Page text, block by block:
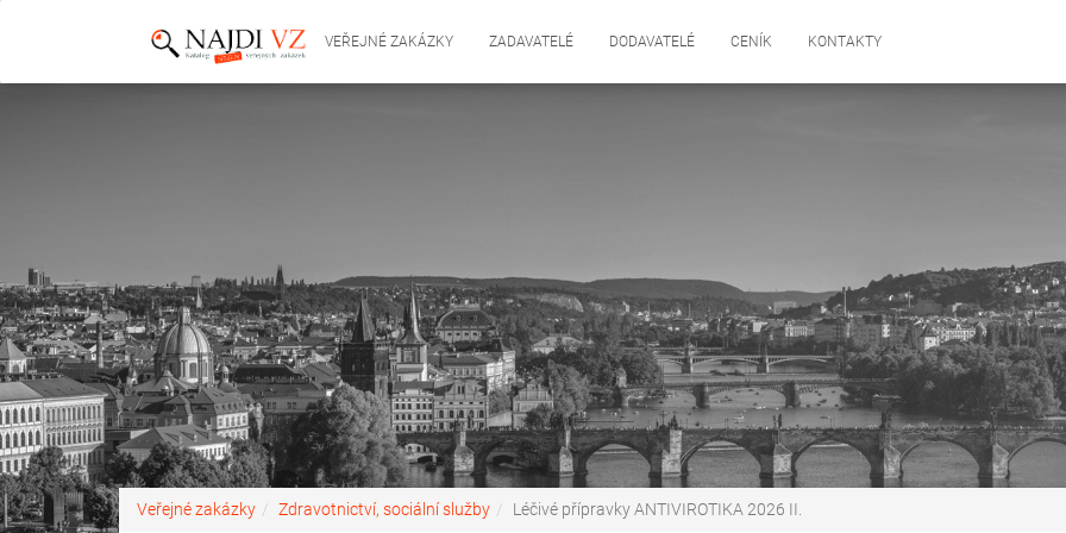
VEŘEJNÉ ZAKÁZKY ZADAVATELÉ DODAVATELÉ CENÍK KONTAKTY
Veřejné zakázky Zdravotnictví, sociální služby Léčivé přípravky ANTIVIROTIKA 2026 II.